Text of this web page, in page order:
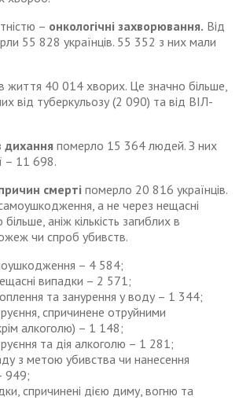
– онкологічні захворювання. Від
55 828 українців. 55 352 з них мали
життя 40 014 хворих. Це значно більше,
від туберкульозу (2 090) та від ВІЛ-
дихання померло 15 364 людей. З них
– 11 698.
смерті померло 20 816 українців.
а не через нещасні
аніж кількість загиблих в
чи спроб убивств.
– 4 584;
випадки – 2 571;
та занурення у воду – 1 344;
спричинене отруйними
алкоголю) – 1 148;
та дія алкоголю – 1 281;
з метою убивства чи нанесення
949;
спричинені дією диму, вогню та